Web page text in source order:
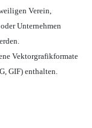
Verein,
Unternehmen
Vektorgrafikformate
GIF) enthalten.